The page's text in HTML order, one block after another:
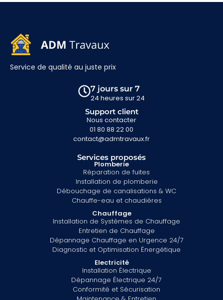
Service de qualité au juste prix
7 jours sur 7
24 heures sur 24
Support client
Nous contacter
01 80 88 22 00
contact@admtravaux.fr
Services proposés
Plomberie
Réparation de fuites
Installation de plomberie
Débouchage de canalisations & WC
Chauffe-eau et chaudières
Chauffage
Installation de Systèmes de Chauffage
Entretien de Chauffage
Dépannage Chauffage en Urgence 24/7
Diagnostic et Optimisation Énergétique
Electricité
Installation Électrique
Dépannage Électrique 24/7
Conformité et Sécurisation